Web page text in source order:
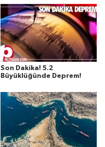
Son Dakika! 5.2
Büyüklüğünde Deprem!